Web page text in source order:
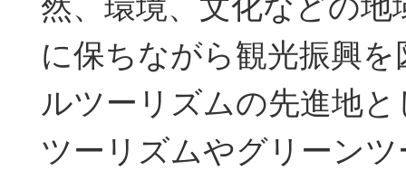
に保ちながら観光振興
ルツーリズムの先進地
ツーリズムやグリーン